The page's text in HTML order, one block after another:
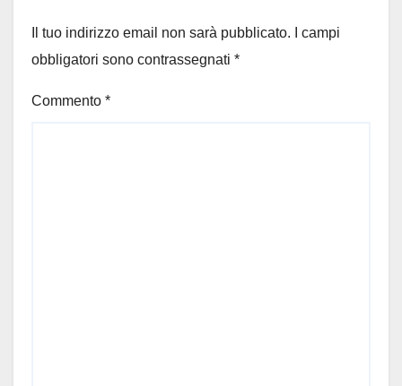
Il tuo indirizzo email non sarà pubblicato.
I campi
obbligatori sono contrassegnati *
Commento *